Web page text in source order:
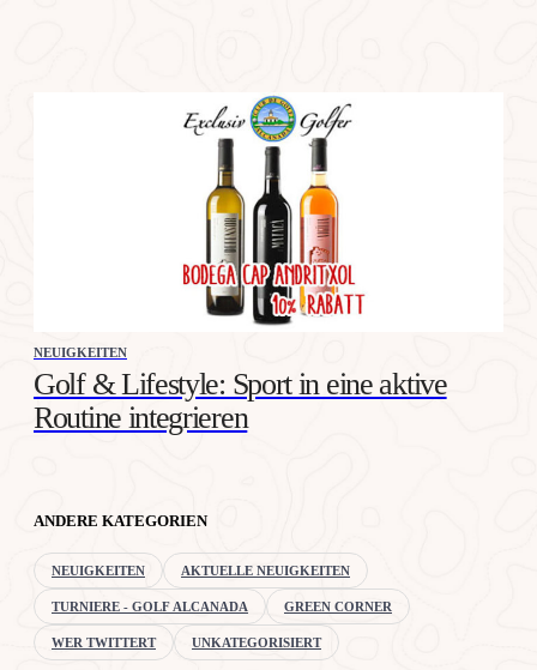
NEUIGKEITEN
Golf & Lifestyle: Sport in eine aktive
Routine integrieren
ANDERE KATEGORIEN
NEUIGKEITEN AKTUELLE NEUIGKEITEN
TURNIERE - GOLF ALCANADA GREEN CORNER
WER TWITTERT UNKATEGORISIERT